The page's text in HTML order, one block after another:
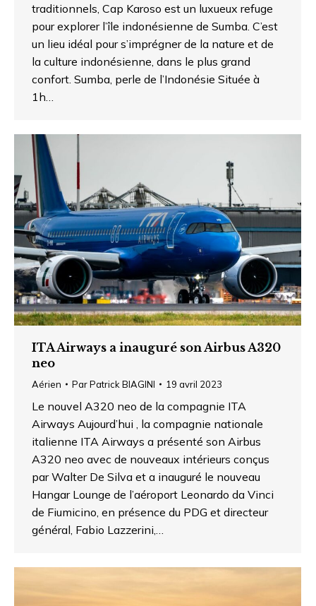
traditionnels, Cap Karoso est un luxueux refuge
pour explorer l’île indonésienne de Sumba. C’est
un lieu idéal pour s’imprégner de la nature et de
la culture indonésienne, dans le plus grand
confort. Sumba, perle de l’Indonésie Située à
1h…
ITA Airways a inauguré son Airbus A320
neo
Aérien ParPatrick BIAGINI 19 avril 2023
Le nouvel A320 neo de la compagnie ITA
Airways Aujourd’hui , la compagnie nationale
italienne ITA Airways a présenté son Airbus
A320 neo avec de nouveaux intérieurs conçus
par Walter De Silva et a inauguré le nouveau
Hangar Lounge de l’aéroport Leonardo da Vinci
de Fiumicino, en présence du PDG et directeur
général, Fabio Lazzerini,…